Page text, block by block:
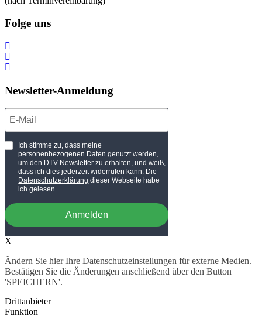
Folge uns
Newsletter-Anmeldung
Ich stimme zu, dass meine
personenbezogenen Daten genutzt werden,
um den DTV-Newsletter zu erhalten, und weiß,
dass ich dies jederzeit widerrufen kann. Die
Datenschutzerklärung dieser Webseite habe
ich gelesen.
Anmelden
X
Ändern Sie hier Ihre Datenschutzeinstellungen für externe Medien.
Bestätigen Sie die Änderungen anschließend über den Button
'SPEICHERN'.
Drittanbieter
Funktion